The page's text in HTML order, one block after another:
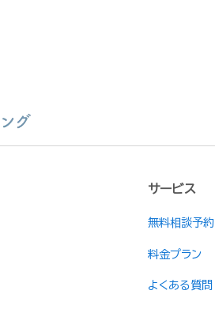
サービス
無料相談予約
料金プラン
よくある質問